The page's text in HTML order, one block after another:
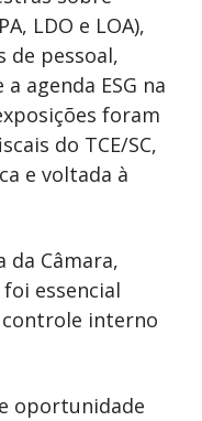
LDO e LOA),
de pessoal,
agenda ESG na
foram
do TCE/SC,
e voltada à
da Câmara,
essencial
interno
oportunidade